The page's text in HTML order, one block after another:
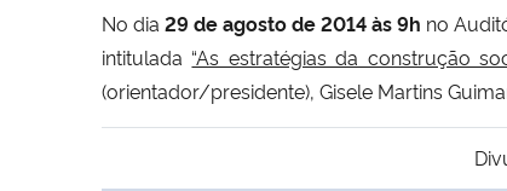
No dia 29 de agosto de 2014 às 9h no
intitulada “As estratégias da construção
(orientador/presidente), Gisele Martins